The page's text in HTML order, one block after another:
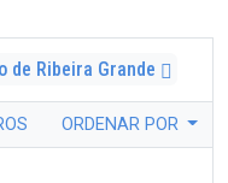
de Ribeira Grande
ORDENAR POR